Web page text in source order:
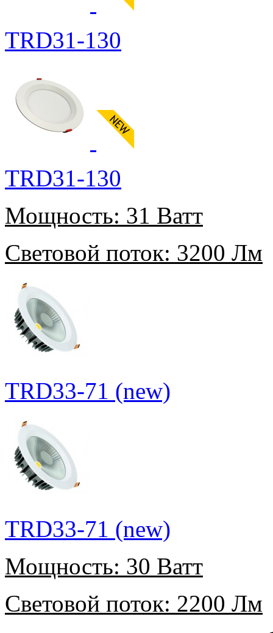
TRD31-130
TRD31-130
Мощность: 31 Ватт
Световой поток: 3200 Лм
TRD33-71 (new)
TRD33-71 (new)
Мощность: 30 Ватт
Световой поток: 2200 Лм